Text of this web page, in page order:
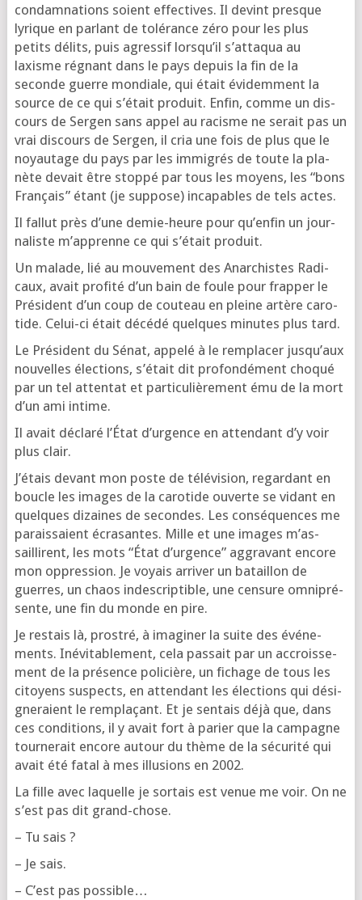
condam­na­tions soient effec­tives. Il devint presque
lyrique en par­lant de tolé­rance zéro pour les plus
petits délits, puis agres­sif lors­qu’il s’at­ta­qua au
laxisme régnant dans le pays depuis la fin de la
seconde guerre mon­diale, qui était évi­dem­ment la
source de ce qui s’é­tait pro­duit. Enfin, comme un dis­
cours de Ser­gen sans appel au racisme ne serait pas un
vrai dis­cours de Ser­gen, il cria une fois de plus que le
noyau­tage du pays par les immi­grés de toute la pla­
nète devait être stop­pé par tous les moyens, les “bons
Fran­çais” étant (je sup­pose) inca­pables de tels actes.
Il fal­lut près d’une demie-heure pour qu’en­fin un jour­
na­liste m’ap­prenne ce qui s’é­tait produit.
Un malade, lié au mou­ve­ment des Anar­chistes Radi­
caux, avait pro­fi­té d’un bain de foule pour frap­per le
Pré­sident d’un coup de cou­teau en pleine artère caro­
tide. Celui-ci était décé­dé quelques minutes plus tard.
Le Pré­sident du Sénat, appe­lé à le rem­pla­cer jus­qu’aux
nou­velles élec­tions, s’é­tait dit pro­fon­dé­ment cho­qué
par un tel atten­tat et par­ti­cu­liè­re­ment ému de la mort
d’un ami intime.
Il avait décla­ré l’É­tat d’ur­gence en atten­dant d’y voir
plus clair.
J’é­tais devant mon poste de télé­vi­sion, regar­dant en
boucle les images de la caro­tide ouverte se vidant en
quelques dizaines de secondes. Les consé­quences me
parais­saient écra­santes. Mille et une images m’as­
saillirent, les mots “État d’ur­gence” aggra­vant encore
mon oppres­sion. Je voyais arri­ver un bataillon de
guerres, un chaos indes­crip­tible, une cen­sure omni­pré­
sente, une fin du monde en pire.
Je res­tais là, pros­tré, à ima­gi­ner la suite des évé­ne­
ments. Inévi­ta­ble­ment, cela pas­sait par un accrois­se­
ment de la pré­sence poli­cière, un fichage de tous les
citoyens sus­pects, en atten­dant les élec­tions qui dési­
gne­raient le rem­pla­çant. Et je sen­tais déjà que, dans
ces condi­tions, il y avait fort à parier que la cam­pagne
tour­ne­rait encore autour du thème de la sécu­ri­té qui
avait été fatal à mes illu­sions en 2002.
La fille avec laquelle je sor­tais est venue me voir. On ne
s’est pas dit grand-chose.
– Tu sais ?
– Je sais.
– C’est pas possible…